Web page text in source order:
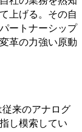
上げる。その自
ートナーシップ
革の力強い原動
従来のアナログ
し模索してい